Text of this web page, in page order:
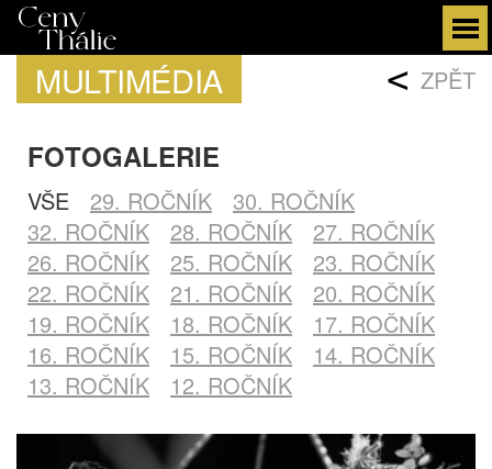
MULTIMÉDIA < ZPĚT
FOTOGALERIE
VŠE 29. ROČNÍK
30. ROČNÍK
32. ROČNÍK
28. ROČNÍK
27. ROČNÍK
26. ROČNÍK
25. ROČNÍK
23. ROČNÍK
22. ROČNÍK
21. ROČNÍK
20. ROČNÍK
19. ROČNÍK
18. ROČNÍK
17. ROČNÍK
16. ROČNÍK
15. ROČNÍK
14. ROČNÍK
13. ROČNÍK
12. ROČNÍK